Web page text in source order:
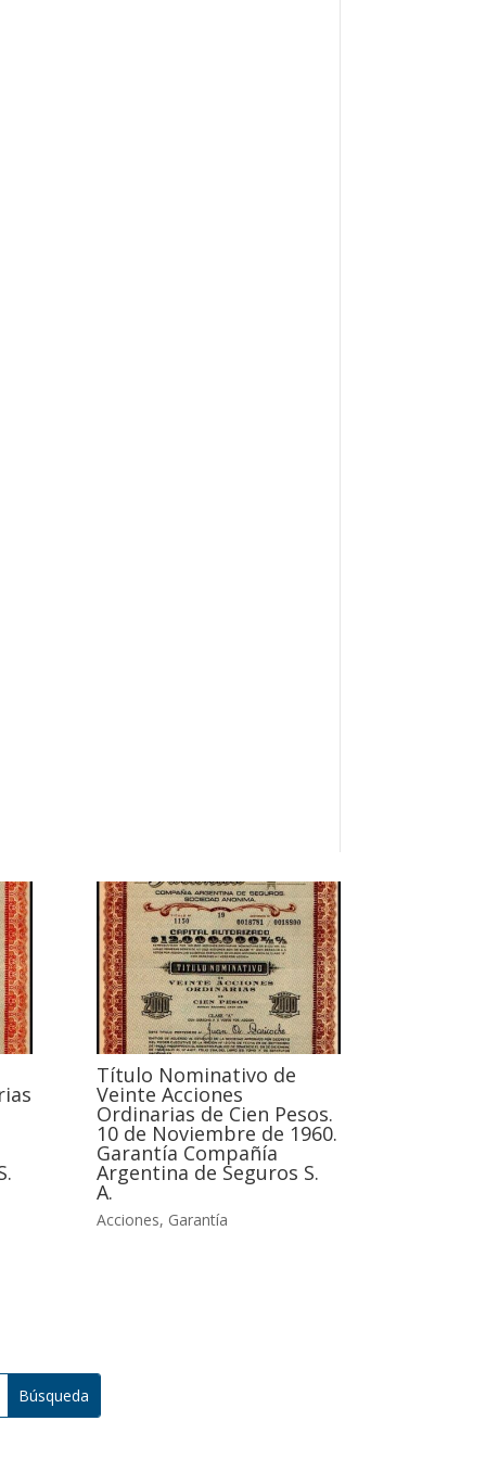
Título Nominativo de
Veinte Acciones
Ordinarias de Cien Pesos.
10 de Noviembre de 1960.
Garantía Compañía
Argentina de Seguros S.
A.
Acciones, Garantía